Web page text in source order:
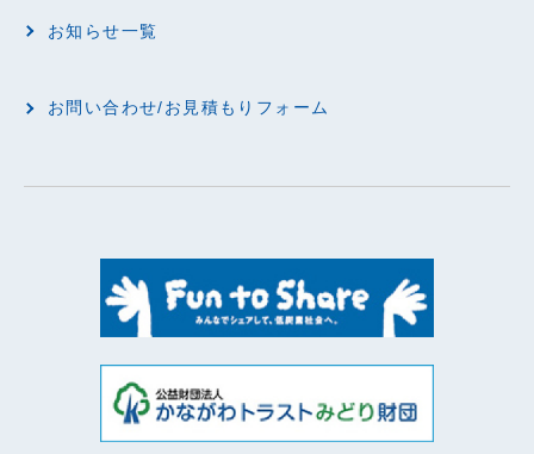
お知らせ一覧
お問い合わせ/お見積もりフォーム